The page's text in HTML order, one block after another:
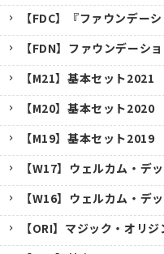
【FDC】『ファウンデー
【FDN】ファウンデーシ
【M21】基本セット2021
【M20】基本セット2020
【M19】基本セット2019
【W17】ウェルカム・デ
【W16】ウェルカム・デ
【ORI】マジック・オリジ